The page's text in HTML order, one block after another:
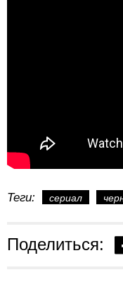
Теги: сериал
Поделиться: